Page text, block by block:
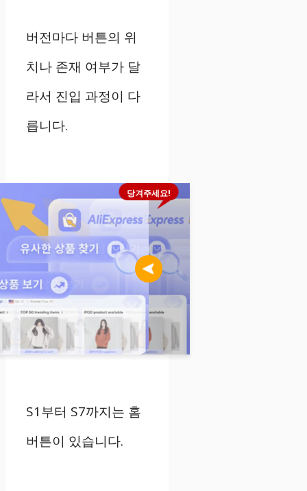
버전마다 버튼의 위
치나 존재 여부가 달
라서 진입 과정이 다
릅니다.
당겨주세요!
S1부터 S7까지는 홈
버튼이 있습니다.